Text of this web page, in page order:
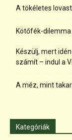
A tökéletes
Kötőfék-
Készülj, mert
számít – indul a
A méz, mint
Kategóriák